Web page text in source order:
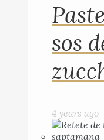
sos
4 years ago